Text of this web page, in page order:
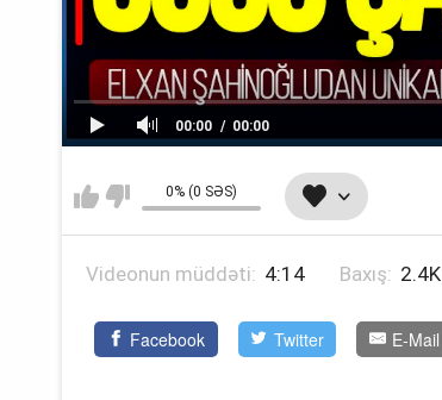
00:00 00:00
0% (0 SƏS)
Videonun müddəti: 4:14 Baxış: 2.4K
Facebook Twitter E-Mail